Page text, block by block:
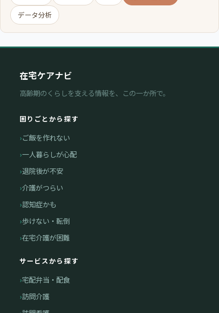
データ分析
在宅ケアナビ
高齢期のくらしを支える情報を、この一か所で。
困りごとから探す
ご飯を作れない
一人暮らしが心配
退院後が不安
介護がつらい
認知症かも
歩けない・転倒
在宅介護が困難
サービスから探す
宅配弁当・配食
訪問介護